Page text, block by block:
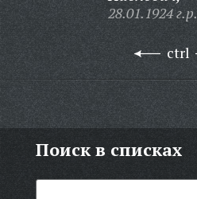
28.01.1924 г.р.
ctrl
Поиск в списках